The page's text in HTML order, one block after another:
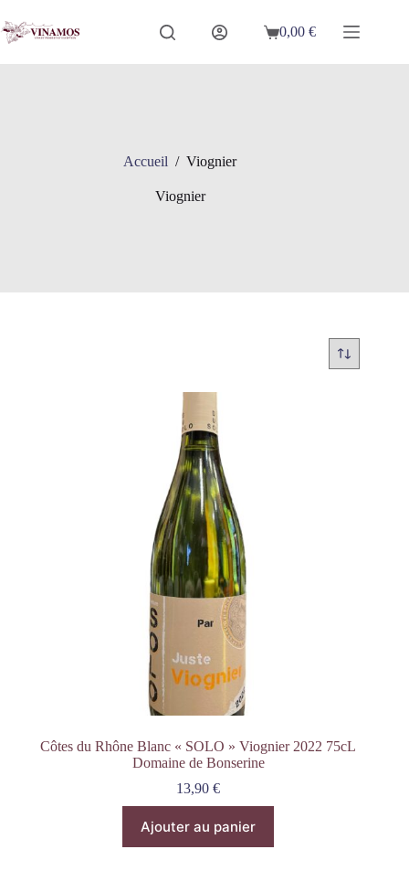
au
contenu
Panier
0,00€
Accueil / Viognier
Viognier
Côtes du Rhône Blanc « SOLO » Viognier 2022 75cL
Domaine de Bonserine
13,90€
Ajouter au panier